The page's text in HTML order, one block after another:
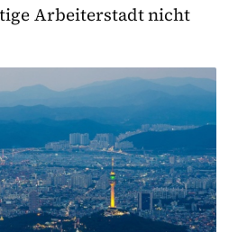
Arbeiterstadt nicht